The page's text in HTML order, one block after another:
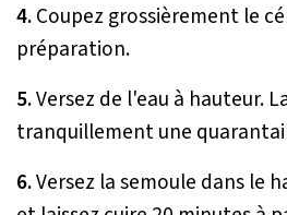
4.Coupez grossièrement le
préparation.
5.Versez de l'eau à hauteur.
tranquillement une
6.Versez la semoule dans le